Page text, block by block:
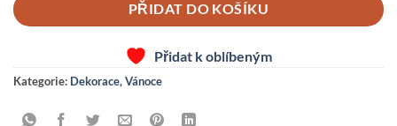
PŘIDAT DO KOŠÍKU
Přidat k oblíbeným
Kategorie: Dekorace,Vánoce